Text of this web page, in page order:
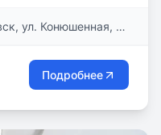
ул. Конюшенная, д.
Подробнее